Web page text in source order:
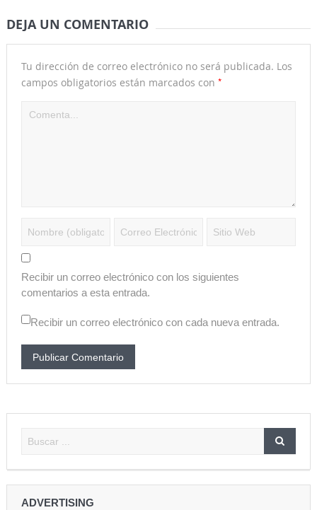
DEJA UN COMENTARIO
Tu dirección de correo electrónico no será publicada. Los
campos obligatorios están marcados con *
Recibir un correo electrónico con los siguientes
comentarios a esta entrada.
Recibir un correo electrónico con cada nueva entrada.
ADVERTISING